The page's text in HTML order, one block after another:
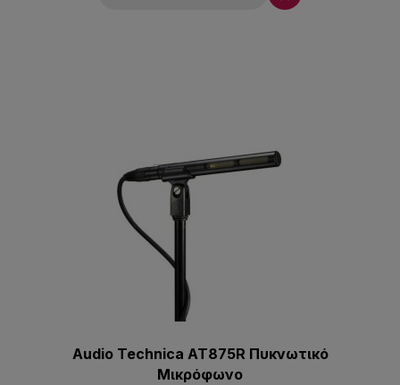
Audio Technica AT875R Πυκνωτικό
Μικρόφωνο